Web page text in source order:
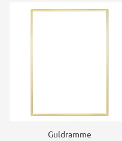
Guldramme